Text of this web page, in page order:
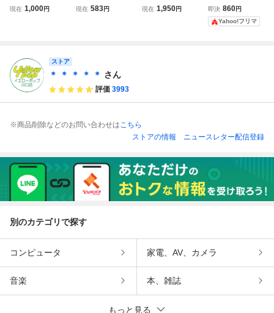
コンピュータ 本体
現在 1,000円
コンピュータ 本体
現在 583円
コンピュータ 本体
現在 1,950円
フト SHOGUN 将
軍 HCT-HD/001
即決 860円
Yahoo!フリマ
ストア
＊ ＊ ＊ ＊ ＊ さん
評価 3993
※商品削除などのお問い合わせはこちら
ストアの情報
ニュースレター配信登録
別のカテゴリで探す
コンピュータ 家電、AV、カメラ
音楽 本、雑誌
もっと見る